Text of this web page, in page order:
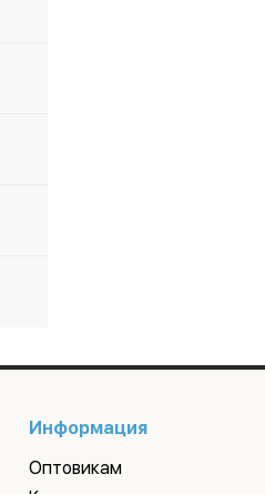
Информация
Оптовикам